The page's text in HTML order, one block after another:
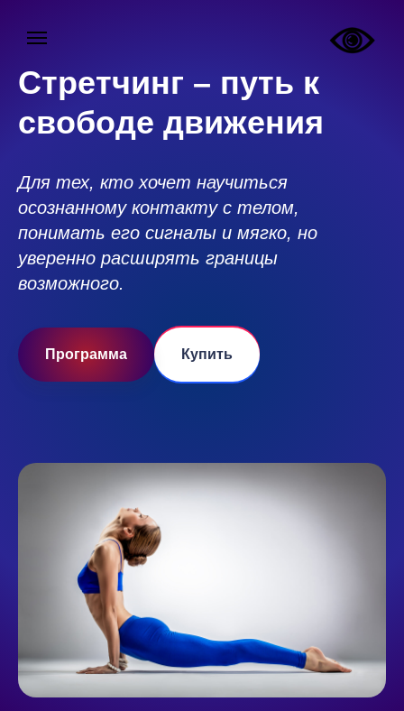
Стретчинг – путь к
свободе движения
Для тех, кто хочет научиться
осознанному контакту с телом,
понимать его сигналы и мягко, но
уверенно расширять границы
возможного.
Программа Купить